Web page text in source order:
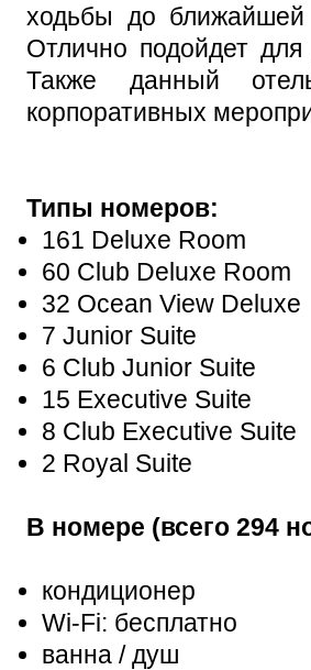
ходьбы до
Отлично подойдет
Также данный
корпоративных
Типы номеров:
161 Deluxe Room
60 Club Deluxe Room
32 Ocean View Deluxe
7 Junior Suite
6 Club Junior Suite
15 Executive Suite
8 Club Executive Suite
2 Royal Suite
В номере (всего 294
кондиционер
Wi-Fi: бесплатно
ванна / душ